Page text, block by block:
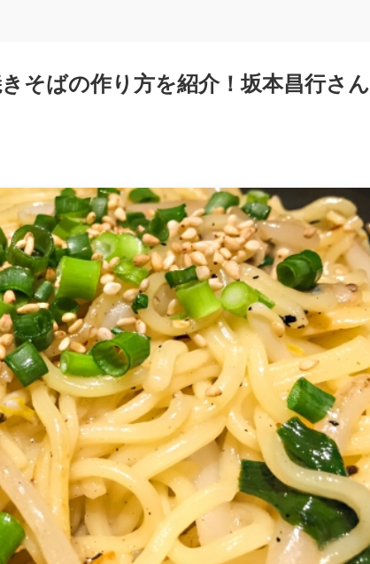
そばの作り方を紹介！坂本昌行さん